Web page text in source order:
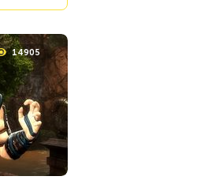
14905